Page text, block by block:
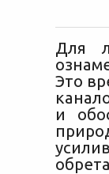
Для
Это
и